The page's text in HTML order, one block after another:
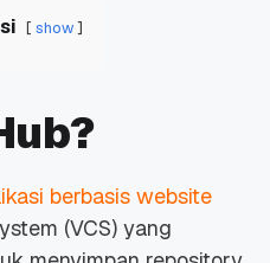
show
berbasis website
(VCS) yang